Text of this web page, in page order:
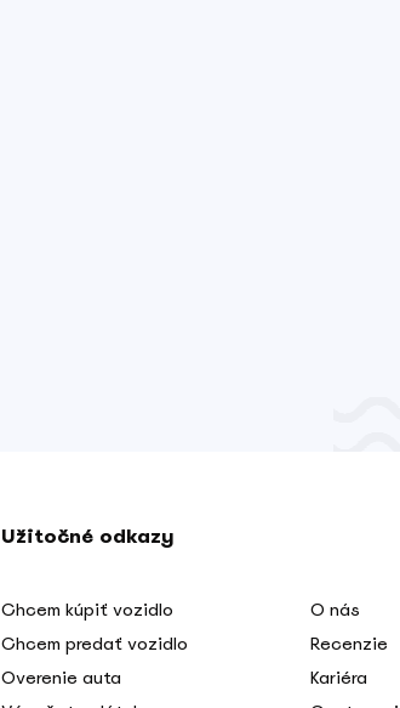
Užitočné odkazy
Chcem kúpiť vozidlo
Chcem predať vozidlo
Overenie auta
O nás
Recenzie
Kariéra